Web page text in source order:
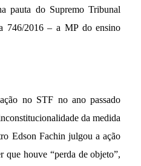
pauta do Supremo Tribunal
746/2016 – a MP do ensino
no STF no ano passado
da medida
Edson Fachin julgou a ação
que houve “perda de objeto”,